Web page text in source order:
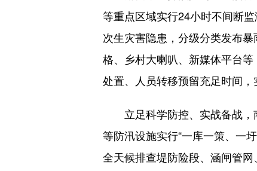
等重点区域实行24小时不间断
次生灾害隐患，分级分类发布
格、乡村大喇叭、新媒体平台
处置、人员转移预留充足时间，
立足科学防控、实战备战，
等防汛设施实行“一库一策、一
全天候排查堤防险段、涵闸管